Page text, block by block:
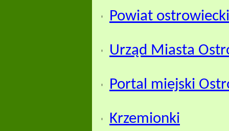
Powiat ostrowiecki
Urząd Miasta
Portal miejski
Krzemionki